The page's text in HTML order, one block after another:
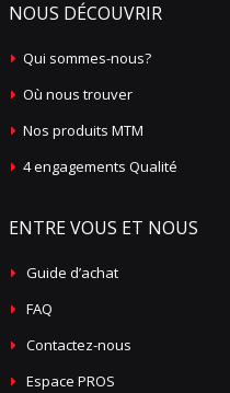
NOUS DÉCOUVRIR
Qui sommes-nous?
Où nous trouver
Nos produits MTM
4 engagements Qualité
ENTRE VOUS ET NOUS
Guide d’achat
FAQ
Contactez-nous
Espace PROS